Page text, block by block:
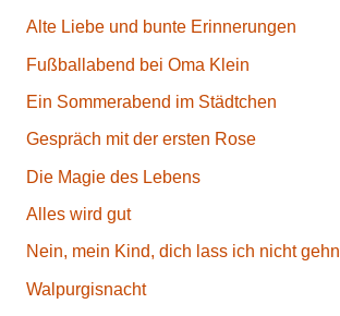
Alte Liebe und bunte Erinnerungen
Fußballabend bei Oma Klein
Ein Sommerabend im Städtchen
Gespräch mit der ersten Rose
Die Magie des Lebens
Alles wird gut
Nein, mein Kind, dich lass ich nicht gehn
Walpurgisnacht